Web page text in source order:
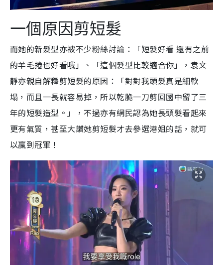
一個原因剪短髮
而她的新髮型亦被不少粉絲討論：「短髮好看 還有之前
的羊毛捲也好看哦」、「這個髮型比較適合你」，袁文
靜亦親自解釋剪短髮的原因：「對對我頭髮真是細軟
塌，而且一長就容易掉，所以乾脆一刀剪回國中留了三
年的短髮造型。」，不過亦有網民認為她長頭髮看起來
更有氣質，甚至大讚她剪短髮才去參選港姐的話，就可
以贏到冠軍！